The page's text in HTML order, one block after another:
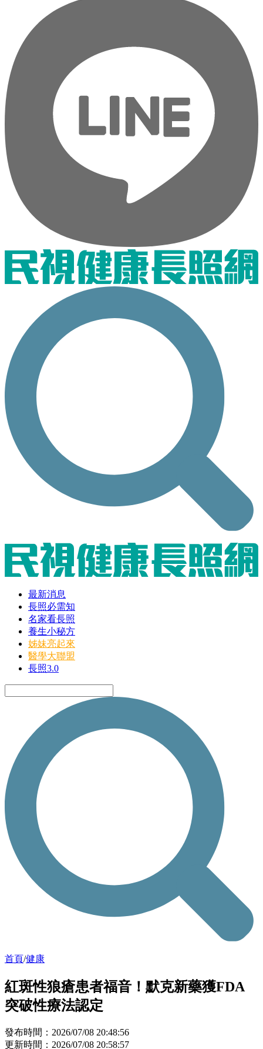
最新消息
長照必需知
名家看長照
養生小秘方
姊妹亮起來
醫學大聯盟
長照3.0
首頁/健康
紅斑性狼瘡患者福音！默克新藥獲FDA
突破性療法認定
發布時間：2026/07/08 20:48:56
更新時間：2026/07/08 20:58:57